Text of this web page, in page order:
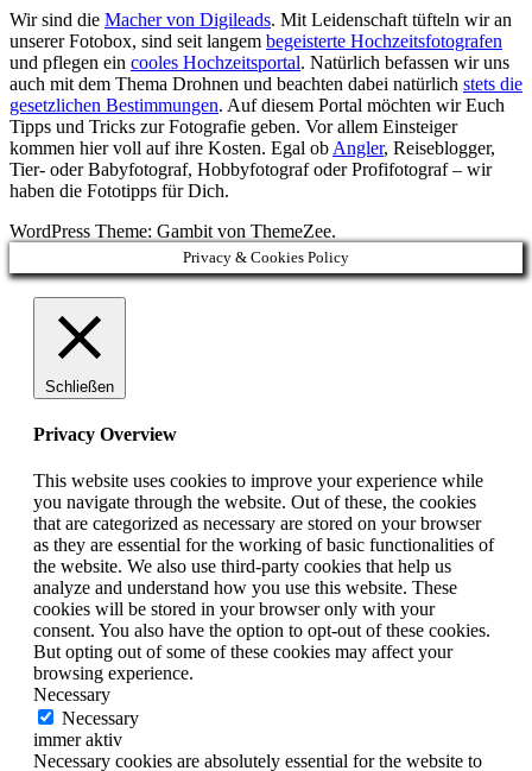
Wir sind die Macher von Digileads. Mit Leidenschaft tüfteln wir an
unserer Fotobox, sind seit langem begeisterte Hochzeitsfotografen
und pflegen ein cooles Hochzeitsportal. Natürlich befassen wir uns
auch mit dem Thema Drohnen und beachten dabei natürlich stets die
gesetzlichen Bestimmungen. Auf diesem Portal möchten wir Euch
Tipps und Tricks zur Fotografie geben. Vor allem Einsteiger
kommen hier voll auf ihre Kosten. Egal ob Angler, Reiseblogger,
Tier- oder Babyfotograf, Hobbyfotograf oder Profifotograf – wir
haben die Fototipps für Dich.
WordPress Theme: Gambit von ThemeZee.
Privacy & Cookies Policy
Schließen
Privacy Overview
This website uses cookies to improve your experience while
you navigate through the website. Out of these, the cookies
that are categorized as necessary are stored on your browser
as they are essential for the working of basic functionalities of
the website. We also use third-party cookies that help us
analyze and understand how you use this website. These
cookies will be stored in your browser only with your
consent. You also have the option to opt-out of these cookies.
But opting out of some of these cookies may affect your
browsing experience.
Necessary
Necessary
immer aktiv
Necessary cookies are absolutely essential for the website to